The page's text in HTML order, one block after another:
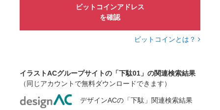
ビットコインアドレス
を確認
ビットコインとは？
イラストACグループサイトの「下駄01」の関連検索結果
（同じアカウントで無料ダウンロードできます）
デザインACの「下駄」関連検索結果